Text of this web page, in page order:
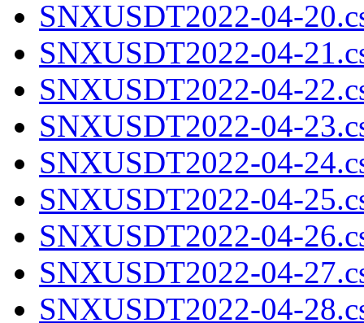
SNXUSDT2022-04-
SNXUSDT2022-04-
SNXUSDT2022-04-
SNXUSDT2022-04-
SNXUSDT2022-04-
SNXUSDT2022-04-
SNXUSDT2022-04-
SNXUSDT2022-04-
SNXUSDT2022-04-